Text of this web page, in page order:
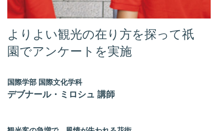
よりよい観光の在り方を探って祇
園でアンケートを実施
国際学部 国際文化学科
デブナール・ミロシュ 講師